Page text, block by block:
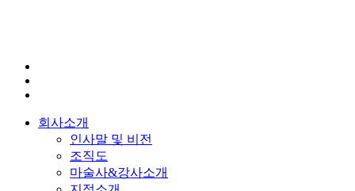
회사소개
인사말 및 비전
조직도
마술사&강사소개